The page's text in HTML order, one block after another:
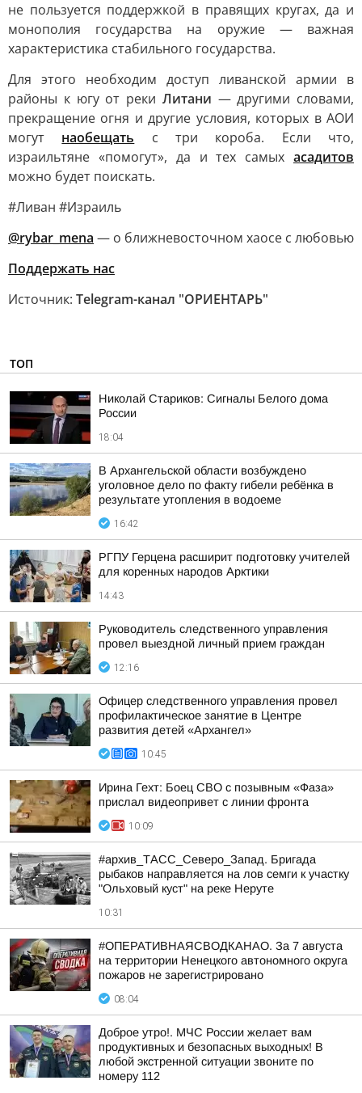
не пользуется поддержкой в правящих кругах, да и
монополия государства на оружие — важная
характеристика стабильного государства.
Для этого необходим доступ ливанской армии в
районы к югу от реки Литани — другими словами,
прекращение огня и другие условия, которых в АОИ
могут наобещать с три короба. Если что,
израильтяне «помогут», да и тех самых асадитов
можно будет поискать.
#Ливан #Израиль
@rybar_mena — о ближневосточном хаосе с любовью
Поддержать нас
Источник: Telegram-канал "ОРИЕНТАРЬ"
ТОП
Николай Стариков: Сигналы Белого дома
России
18:04
В Архангельской области возбуждено
уголовное дело по факту гибели ребёнка в
результате утопления в водоеме
16:42
РГПУ Герцена расширит подготовку учителей
для коренных народов Арктики
14:43
Руководитель следственного управления
провел выездной личный прием граждан
12:16
Офицер следственного управления провел
профилактическое занятие в Центре
развития детей «Архангел»
10:45
Ирина Гехт: Боец СВО с позывным «Фаза»
прислал видеопривет с линии фронта
10:09
#архив_ТАСС_Северо_Запад. Бригада
рыбаков направляется на лов семги к участку
"Ольховый куст" на реке Неруте
10:31
#ОПЕРАТИВНАЯСВОДКАНАО. За 7 августа
на территории Ненецкого автономного округа
пожаров не зарегистрировано
08:04
Доброе утро!. МЧС России желает вам
продуктивных и безопасных выходных! В
любой экстренной ситуации звоните по
номеру 112